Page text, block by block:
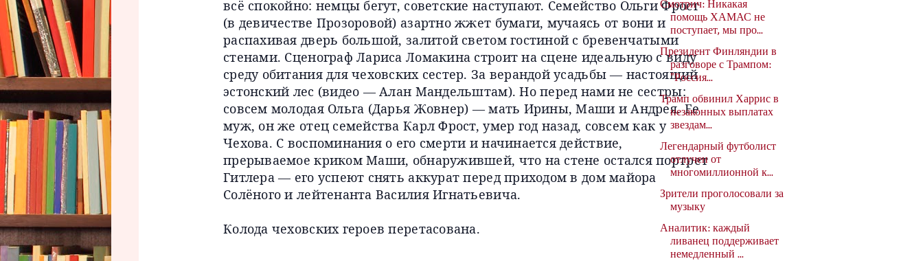
всё спокойно: немцы бегут, советские наступают. Семейство Ольги Фрост
(в девичестве Прозоровой) азартно жжет бумаги, мучаясь от вони и
распахивая дверь большой, залитой светом гостиной с бревенчатыми
стенами. Сценограф Лариса Ломакина строит на сцене идеальную с виду
среду обитания для чеховских сестер. За верандой усадьбы — настоящий
эстонский лес (видео — Алан Мандельштам). Но перед нами не сестры:
совсем молодая Ольга (Дарья Жовнер) — мать Ирины, Маши и Андрея. Ее
муж, он же отец семейства Карл Фрост, умер год назад, совсем как у
Чехова. С воспоминания о его смерти и начинается действие,
прерываемое криком Маши, обнаружившей, что на стене остался портрет
Гитлера — его успеют снять аккурат перед приходом в дом майора
Солёного и лейтенанта Василия Игнатьевича.
Колода чеховских героев перетасована.
Смотрич: Никакая
помощь ХАМАС не
поступает, мы про...
Президент Финляндии в
разговоре с Трампом:
"Россия...
Трамп обвинил Харрис в
незаконных выплатах
звездам...
Легендарный футболист
отлучен от
многомиллионной к...
Зрители проголосовали за
музыку
Аналитик: каждый
ливанец поддерживает
немедленный ...